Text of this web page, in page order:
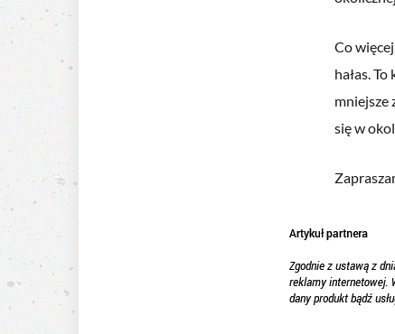
Co
hałas.
mniejsze
się w